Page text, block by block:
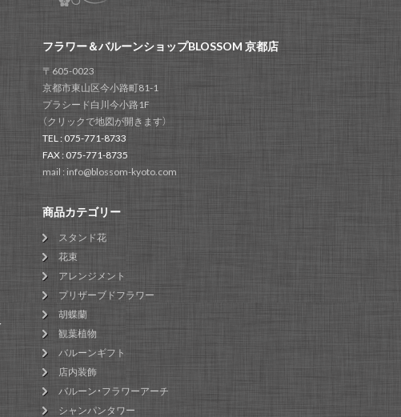
フラワー＆バルーンショップBLOSSOM 京都店
〒605-0023
京都市東山区今小路町81-1
プラシード白川今小路1F
（クリックで地図が開きます）
TEL : 075-771-8733
FAX : 075-771-8735
mail : info@blossom-kyoto.com
商品カテゴリー
スタンド花
花束
アレンジメント
プリザーブドフラワー
胡蝶蘭
観葉植物
バルーンギフト
店内装飾
バルーン・フラワーアーチ
シャンパンタワー